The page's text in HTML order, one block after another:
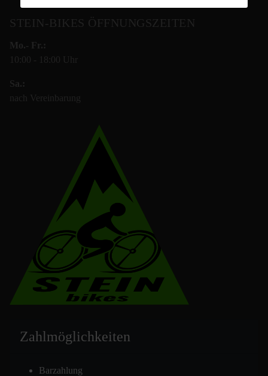
STEIN-BIKES ÖFFNUNGSZEITEN
Mo.- Fr.:
10:00 - 18:00 Uhr
Sa.:
nach Vereinbarung
Zahlmöglichkeiten
Barzahlung